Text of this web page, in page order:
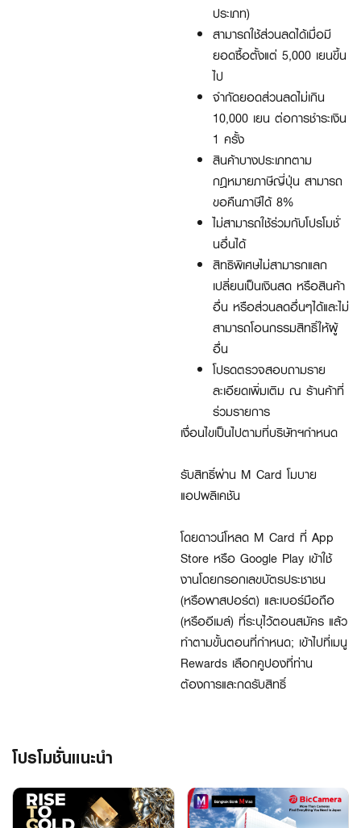
ประเภท)
สามารถใช้ส่วนลดได้เมื่อมี
ยอดซื้อตั้งแต่ 5,000 เยนขึ้น
ไป
จำกัดยอดส่วนลดไม่เกิน
10,000 เยน ต่อการชำระเงิน
1 ครั้ง
สินค้าบางประเภทตาม
กฎหมายภาษีญี่ปุ่น สามารถ
ขอคืนภาษีได้ 8%
ไม่สามารถใช้ร่วมกับโปรโมชั่
นอื่นได้
สิทธิพิเศษไม่สามารกแลก
เปลี่ยนเป็นเงินสด หรือสินค้า
อื่น หรือส่วนลดอื่นๆได้และไม่
สามารถโอนกรรมสิทธิ์ให้ผู้
อื่น
โปรดตรวจสอบถามราย
ละเอียดเพิ่มเติม ณ ร้านค้าที่
ร่วมรายการ
เงื่อนไขเป็นไปตามที่บริษัทฯกำหนด
รับสิทธิ์ผ่าน M Card โมบาย
แอปพลิเคชัน
โดยดาวน์โหลด M Card ที่ App
Store หรือ Google Play เข้าใช้
งานโดยกรอกเลขบัตรประชาชน
(หรือพาสปอร์ต) และเบอร์มือถือ
(หรืออีเมล์) ที่ระบุไว้ตอนสมัคร แล้ว
ทำตามขั้นตอนที่กำหนด; เข้าไปที่เมนู
Rewards เลือกคูปองที่ท่าน
ต้องการและกดรับสิทธิ์
โปรโมชั่นแนะนำ